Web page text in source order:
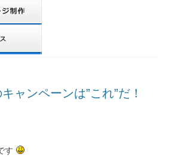
ャンペーンは”これ”だ！
す